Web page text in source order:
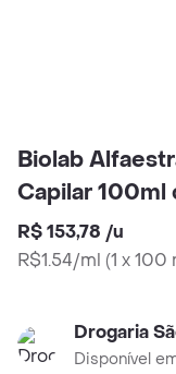
Biolab
Capilar 100ml
R$ 153,78 /u
R$1.54/ml (1 x 100
Drogaria
Disponível